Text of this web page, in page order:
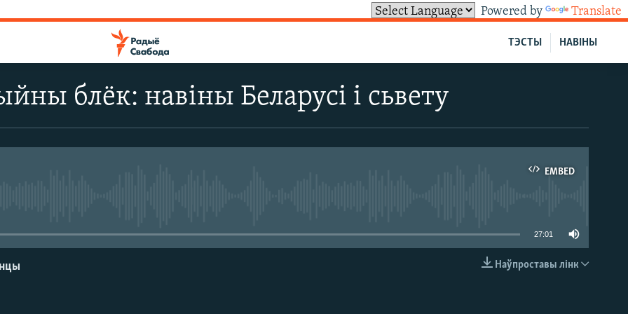
Powered by Translate
НАВІНЫ
ТЭСТЫ
блёк: навіны Беларусі і сьвету
EMBED
27:01
Наўпроставы лінк